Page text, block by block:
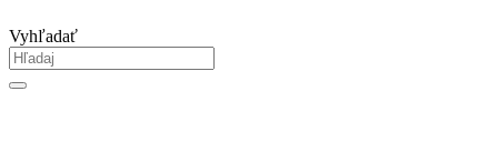
Vyhľadať